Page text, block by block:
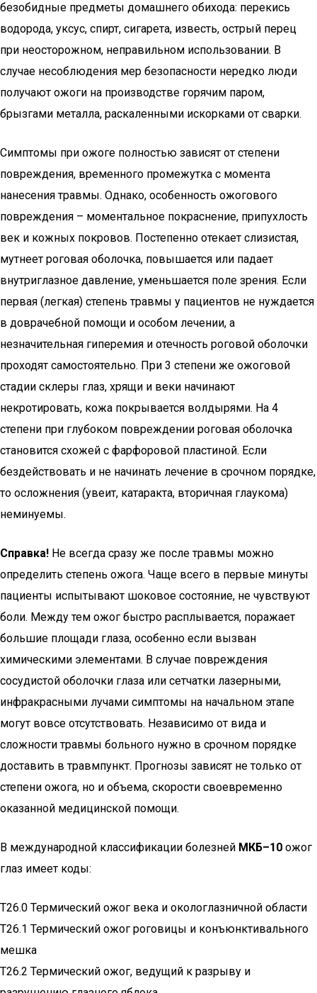
безобидные предметы домашнего обихода: перекись
водорода, уксус, спирт, сигарета, известь, острый перец
при неосторожном, неправильном использовании. В
случае несоблюдения мер безопасности нередко люди
получают ожоги на производстве горячим паром,
брызгами металла, раскаленными искорками от сварки.
Симптомы при ожоге полностью зависят от степени
повреждения, временного промежутка с момента
нанесения травмы. Однако, особенность ожогового
повреждения – моментальное покраснение, припухлость
век и кожных покровов. Постепенно отекает слизистая,
мутнеет роговая оболочка, повышается или падает
внутриглазное давление, уменьшается поле зрения. Если
первая (легкая) степень травмы у пациентов не нуждается
в доврачебной помощи и особом лечении, а
незначительная гиперемия и отечность роговой оболочки
проходят самостоятельно. При 3 степени же ожоговой
стадии склеры глаз, хрящи и веки начинают
некротировать, кожа покрывается волдырями. На 4
степени при глубоком повреждении роговая оболочка
становится схожей с фарфоровой пластиной. Если
бездействовать и не начинать лечение в срочном порядке,
то осложнения (увеит, катаракта, вторичная глаукома)
неминуемы.
Справка! Не всегда сразу же после травмы можно
определить степень ожога. Чаще всего в первые минуты
пациенты испытывают шоковое состояние, не чувствуют
боли. Между тем ожог быстро расплывается, поражает
большие площади глаза, особенно если вызван
химическими элементами. В случае повреждения
сосудистой оболочки глаза или сетчатки лазерными,
инфракрасными лучами симптомы на начальном этапе
могут вовсе отсутствовать. Независимо от вида и
сложности травмы больного нужно в срочном порядке
доставить в травмпункт. Прогнозы зависят не только от
степени ожога, но и объема, скорости своевременно
оказанной медицинской помощи.
В международной классификации болезней МКБ–10 ожог
глаз имеет коды:
T26.0 Термический ожог века и окологлазничной области
T26.1 Термический ожог роговицы и конъюнктивального
мешка
T26.2 Термический ожог, ведущий к разрыву и